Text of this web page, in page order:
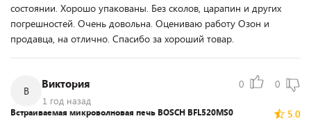
состоянии. Хорошо упакованы. Без сколов, царапин и других
погрешностей. Очень довольна. Оцениваю работу Озон и
продавца, на отлично. Спасибо за хороший товар.
В
Виктория
1 год назад
0 0
5.0
Встраиваемая микроволновая печь BOSCH BFL520MS0